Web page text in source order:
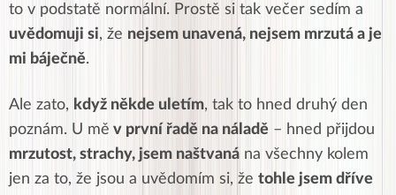
to v podstatě normální. Prostě si tak večer sedím a
uvědomuji si, že nejsem unavená, nejsem mrzutá a je
mi báječně.
Ale zato, když někde uletím, tak to hned druhý den
poznám. U mě v první řadě na náladě – hned přijdou
mrzutost, strachy, jsem naštvaná na všechny kolem
jen za to, že jsou a uvědomím si, že tohle jsem dříve